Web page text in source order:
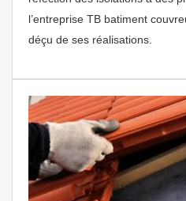
l’entreprise TB batiment
déçu de ses réalisations.